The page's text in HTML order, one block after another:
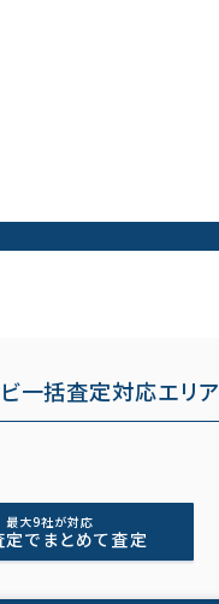
一括査定対応エリア
最大9社が対応
定でまとめて査定